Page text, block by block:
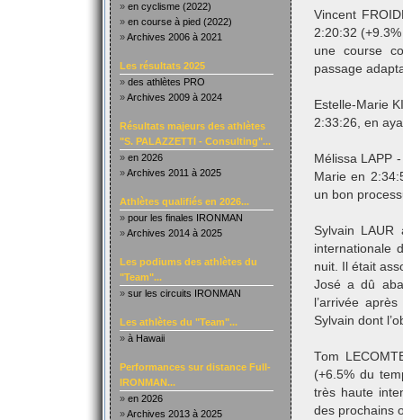
» en cyclisme (2022)
» en course à pied (2022)
»Archives 2006 à 2021
Les résultats 2025
» des athlètes PRO
»Archives 2009 à 2024
Résultats majeurs des athlètes
"S. PALAZZETTI - Consulting"...
» en 2026
»Archives 2011 à 2025
Athlètes qualifiés en 2026...
» pour les finales IRONMAN
»Archives 2014 à 2025
Les podiums des athlètes du
"Team"...
» sur les circuits IRONMAN
Les athlètes du "Team"...
» à Hawaii
Performances sur distance Full-
IRONMAN...
» en 2026
»Archives 2013 à 2025
Vincent
2:20:32
une course
passage
Estelle-Marie
2:33:26, en
Mélissa LAPP
Marie en
un bon
Sylvain
internationale
nuit. Il était
José a dû
l’arrivée
Sylvain dont
Tom
(+6.5% du
très haute
des prochains